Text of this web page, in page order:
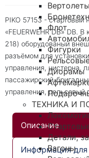
Вертолеты
Флот
Фигурки
Диорамы
ТЕХНИКА И
Детали,
Вагоны
PIKO 57153 -
«FEUERWEHR DB» DB.
218) оборудованый
разъёмом для
управления, цистерна,
пассажирский-
управления, рельсовый
Описание
Информация для